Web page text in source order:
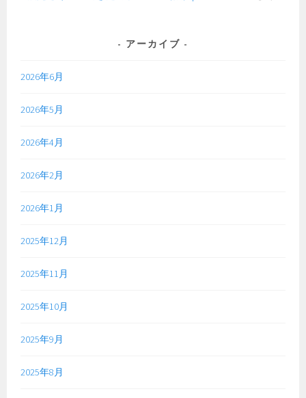
アーカイブ
2026年6月
2026年5月
2026年4月
2026年2月
2026年1月
2025年12月
2025年11月
2025年10月
2025年9月
2025年8月